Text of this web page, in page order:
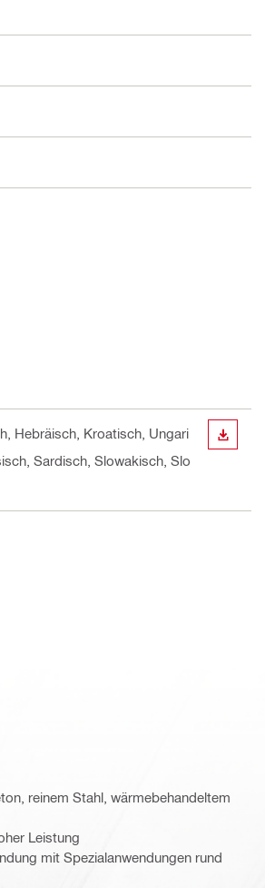
Hebräisch, Kroatisch, Ungari
Sardisch, Slowakisch, Slo
reinem Stahl, wärmebehandeltem
Leistung
mit Spezialanwendungen rund